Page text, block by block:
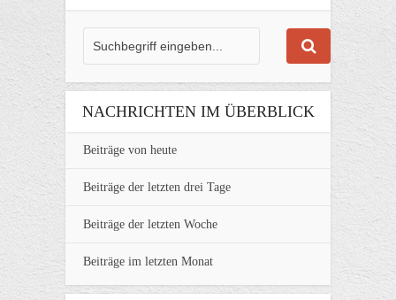
NACHRICHTEN IM ÜBERBLICK
Beiträge von heute
Beiträge der letzten drei Tage
Beiträge der letzten Woche
Beiträge im letzten Monat